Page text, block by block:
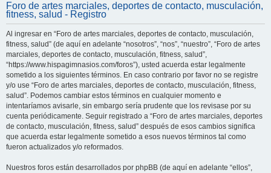
Foro de artes marciales, deportes de contacto, musculación,
fitness, salud - Registro
Al ingresar en “Foro de artes marciales, deportes de contacto, musculación,
fitness, salud” (de aquí en adelante “nosotros”, “nos”, “nuestro”, “Foro de artes
marciales, deportes de contacto, musculación, fitness, salud”,
“https://www.hispagimnasios.com/foros”), usted acuerda estar legalmente
sometido a los siguientes términos. En caso contrario por favor no se registre
y/o use “Foro de artes marciales, deportes de contacto, musculación, fitness,
salud”. Podemos cambiar estos términos en cualquier momento e
intentaríamos avisarle, sin embargo sería prudente que los revisase por su
cuenta periódicamente. Seguir registrado a “Foro de artes marciales, deportes
de contacto, musculación, fitness, salud” después de esos cambios significa
que acuerda estar legalmente sometido a esos nuevos términos tal como
fueron actualizados y/o reformados.
Nuestros foros están desarrollados por phpBB (de aquí en adelante “ellos”,